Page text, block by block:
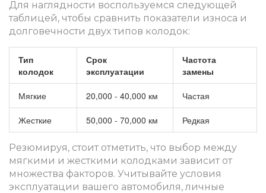
Для наглядности воспользуемся следующей
таблицей, чтобы сравнить показатели износа и
долговечности двух типов колодок:
Тип
колодок
Срок
эксплуатации
Частота
замены
Мягкие 20,000 - 40,000 км Частая
Жесткие 50,000 - 70,000 км Редкая
Резюмируя, стоит отметить, что выбор между
мягкими и жесткими колодками зависит от
множества факторов. Учитывайте условия
эксплуатации вашего автомобиля, личные